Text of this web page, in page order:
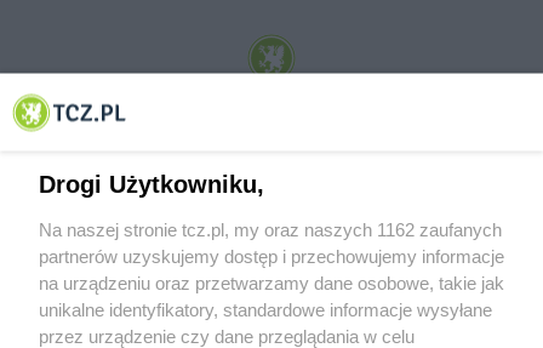
© 2001-2026 Tczew - TCZ.PL Sp. z o.o. Internetowy Serwis Informacyjny Miasta
Drogi Użytkowniku,
Na naszej stronie tcz.pl, my oraz naszych 1162 zaufanych
partnerów uzyskujemy dostęp i przechowujemy informacje
na urządzeniu oraz przetwarzamy dane osobowe, takie jak
unikalne identyfikatory, standardowe informacje wysyłane
przez urządzenie czy dane przeglądania w celu